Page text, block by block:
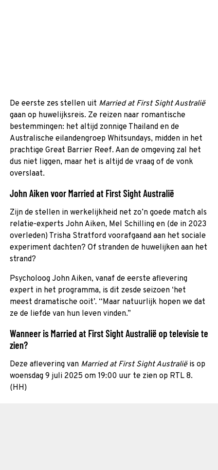
De eerste zes stellen uit Married at First Sight Australië
gaan op huwelijksreis. Ze reizen naar romantische
bestemmingen: het altijd zonnige Thailand en de
Australische eilandengroep Whitsundays, midden in het
prachtige Great Barrier Reef. Aan de omgeving zal het
dus niet liggen, maar het is altijd de vraag of de vonk
overslaat.
John Aiken voor Married at First Sight Australië
Zijn de stellen in werkelijkheid net zo’n goede match als
relatie-experts John Aiken, Mel Schilling en (de in 2023
overleden) Trisha Stratford voorafgaand aan het sociale
experiment dachten? Of stranden de huwelijken aan het
strand?
Psycholoog John Aiken, vanaf de eerste aflevering
expert in het programma, is dit zesde seizoen ‘het
meest dramatische ooit’. “Maar natuurlijk hopen we dat
ze de liefde van hun leven vinden.”
Wanneer is Married at First Sight Australië op televisie te
zien?
Deze aflevering van Married at First Sight Australiëis op
woensdag 9 juli 2025 om 19:00 uur te zien op RTL 8.
(HH)